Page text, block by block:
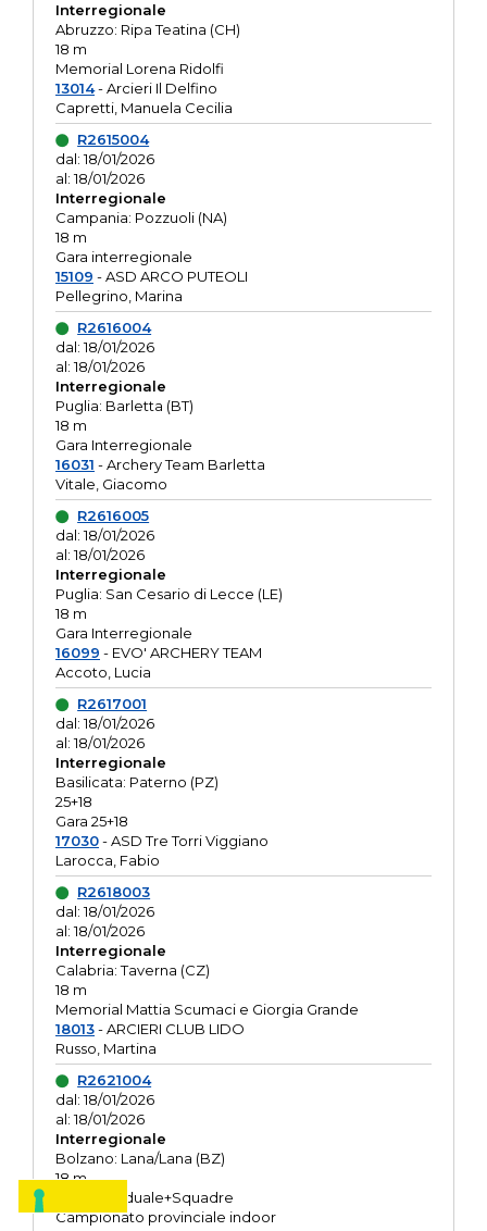
Interregionale
Abruzzo: Ripa Teatina (CH)
18 m
Memorial Lorena Ridolfi
13014- Arcieri Il Delfino
Capretti, Manuela Cecilia
R2615004
dal: 18/01/2026
al: 18/01/2026
Interregionale
Campania: Pozzuoli (NA)
18 m
Gara interregionale
15109 - ASD ARCO PUTEOLI
Pellegrino, Marina
R2616004
dal: 18/01/2026
al: 18/01/2026
Interregionale
Puglia: Barletta (BT)
18 m
Gara Interregionale
16031 - Archery Team Barletta
Vitale, Giacomo
R2616005
dal: 18/01/2026
al: 18/01/2026
Interregionale
Puglia: San Cesario di Lecce (LE)
18 m
Gara Interregionale
16099 - EVO' ARCHERY TEAM
Accoto, Lucia
R2617001
dal: 18/01/2026
al: 18/01/2026
Interregionale
Basilicata: Paterno (PZ)
25+18
Gara 25+18
17030- ASD Tre Torri Viggiano
Larocca, Fabio
R2618003
dal: 18/01/2026
al: 18/01/2026
Interregionale
Calabria: Taverna (CZ)
18 m
Memorial Mattia Scumaci e Giorgia Grande
18013- ARCIERI CLUB LIDO
Russo, Martina
R2621004
dal: 18/01/2026
al: 18/01/2026
Interregionale
Bolzano: Lana/Lana (BZ)
18 m
O.R. Individuale+Squadre
Campionato provinciale indoor